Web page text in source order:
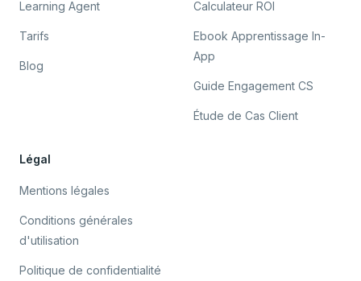
Learning Agent
Tarifs
Blog
Calculateur ROI
Ebook Apprentissage In-
App
Guide Engagement CS
Étude de Cas Client
Légal
Mentions légales
Conditions générales
d'utilisation
Politique de confidentialité